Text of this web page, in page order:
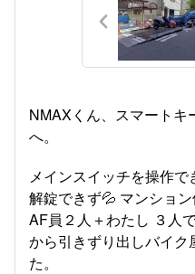
NMAXくん、スマートキ
へ。
メインスイッチを操作
解錠できず💦 マンショ
AF員２人＋わたし ３人
から引きずり出しバイ
た。